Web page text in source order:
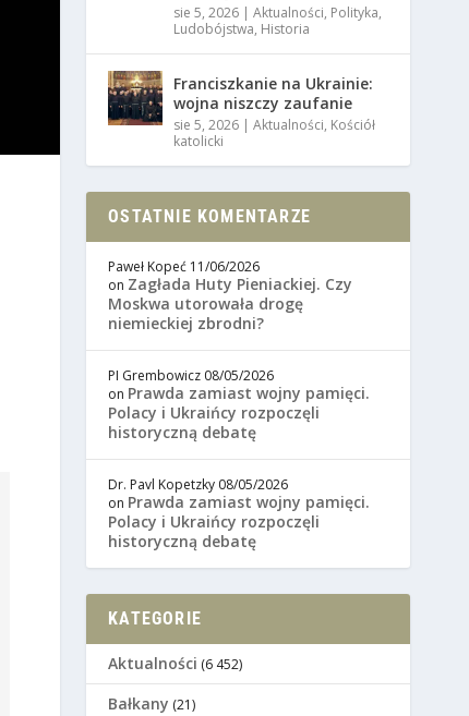
sie 5, 2026 |Aktualności, Polityka,
Ludobójstwa, Historia
Franciszkanie na Ukrainie:
wojna niszczy zaufanie
sie 5, 2026 |Aktualności, Kościół
katolicki
OSTATNIE KOMENTARZE
Paweł Kopeć 11/06/2026
on Zagłada Huty Pieniackiej. Czy
Moskwa utorowała drogę
niemieckiej zbrodni?
PI Grembowicz 08/05/2026
on Prawda zamiast wojny pamięci.
Polacy i Ukraińcy rozpoczęli
historyczną debatę
Dr. Pavl Kopetzky 08/05/2026
on Prawda zamiast wojny pamięci.
Polacy i Ukraińcy rozpoczęli
historyczną debatę
KATEGORIE
Aktualności (6 452)
Bałkany (21)